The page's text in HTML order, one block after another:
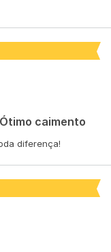
Ótimo caimento
diferença!